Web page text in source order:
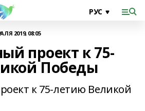
2019, 08:05
проект к 75-
Победы
к 75-летию Великой